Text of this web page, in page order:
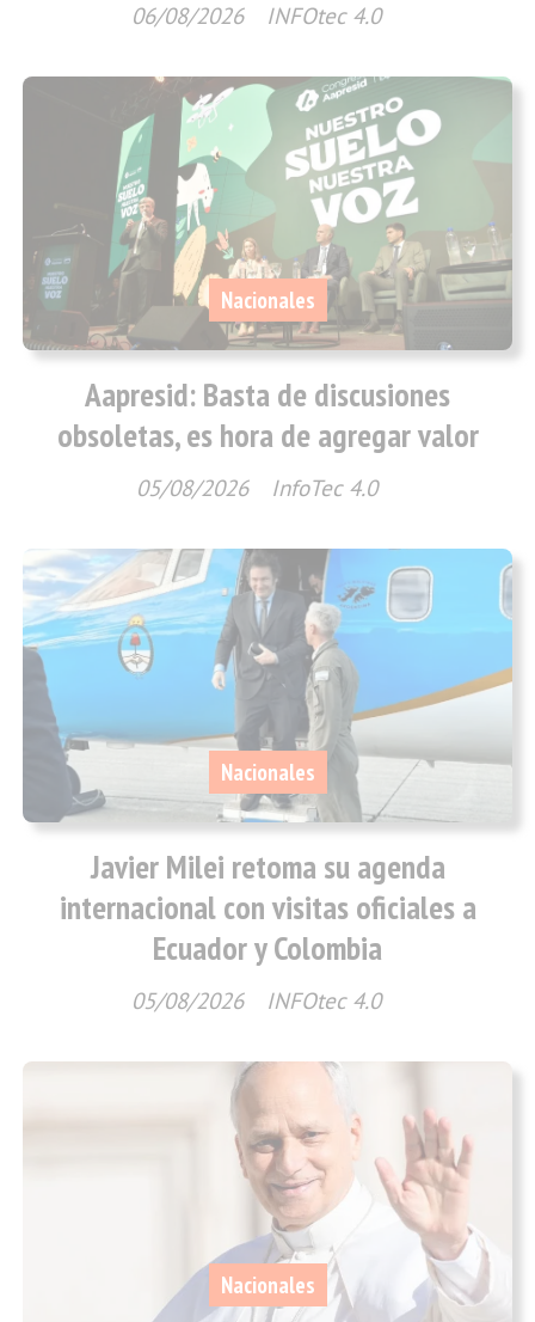
INFOtec 4.0
06/08/2026
Aapresid: Basta de discusiones
obsoletas, es hora de agregar valor
InfoTec 4.0
Nacionales
05/08/2026
Javier Milei retoma su agenda
internacional con visitas oficiales a
Ecuador y Colombia
INFOtec 4.0
Nacionales
05/08/2026
Nacionales